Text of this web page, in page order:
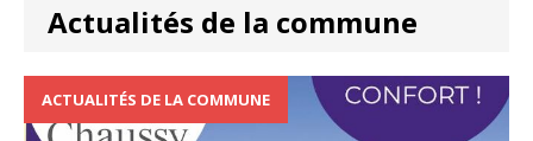
Actualités de la commune
ACTUALITÉS DE LA COMMUNE